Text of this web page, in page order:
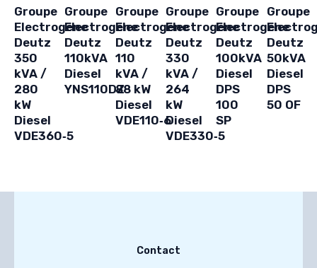
Groupe
Electrogene
Deutz
350
kVA /
280
kW
Diesel
VDE360‑5
Groupe
Electrogene
Deutz
110kVA
Diesel
YNS110DZ
Groupe
Electrogene
Deutz
110
kVA /
88 kW
Diesel
VDE110‑6
Groupe
Electrogene
Deutz
330
kVA /
264
kW
Diesel
VDE330‑5
Groupe
Electrogene
Deutz
100kVA
Diesel
DPS
100
SP
Groupe
Deutz
50kVA
Diesel
DPS
50 OF
Contact